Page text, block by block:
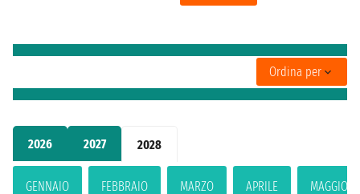
2026 2027 2028
GENNAIO
FEBBRAIO
MARZO
APRILE
MAGGIO
Ordina per